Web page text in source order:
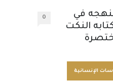
في
النكت
0
الإنسانية